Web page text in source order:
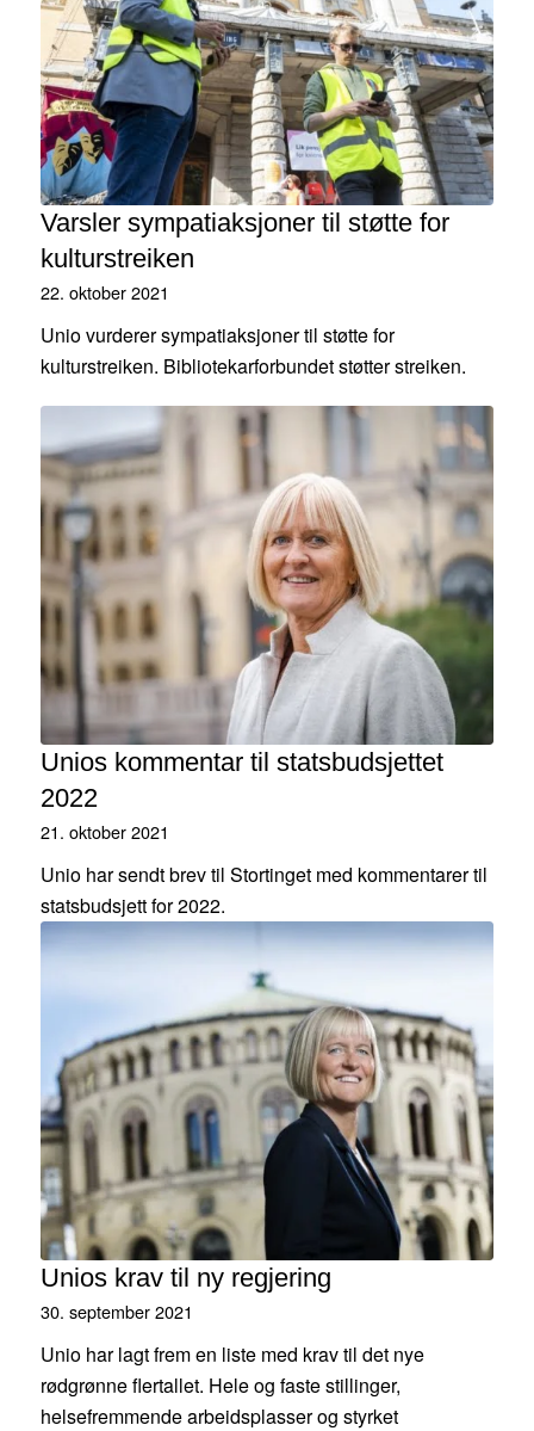
Varsler sympatiaksjoner til støtte for
kulturstreiken
22. oktober 2021
Unio vurderer sympatiaksjoner til støtte for
kulturstreiken. Bibliotekarforbundet støtter streiken.
Unios kommentar til statsbudsjettet
2022
21. oktober 2021
Unio har sendt brev til Stortinget med kommentarer til
statsbudsjett for 2022.
Unios krav til ny regjering
30. september 2021
Unio har lagt frem en liste med krav til det nye
rødgrønne flertallet. Hele og faste stillinger,
helsefremmende arbeidsplasser og styrket